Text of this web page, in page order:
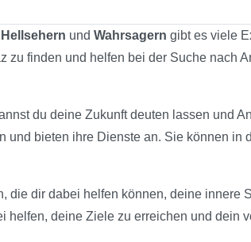
Hellsehern und Wahrsagern gibt es viele
finden und helfen bei der Suche nach
du deine Zukunft deuten lassen und
und bieten ihre Dienste an. Sie können in
die dir dabei helfen können, deine innere
helfen, deine Ziele zu erreichen und dein